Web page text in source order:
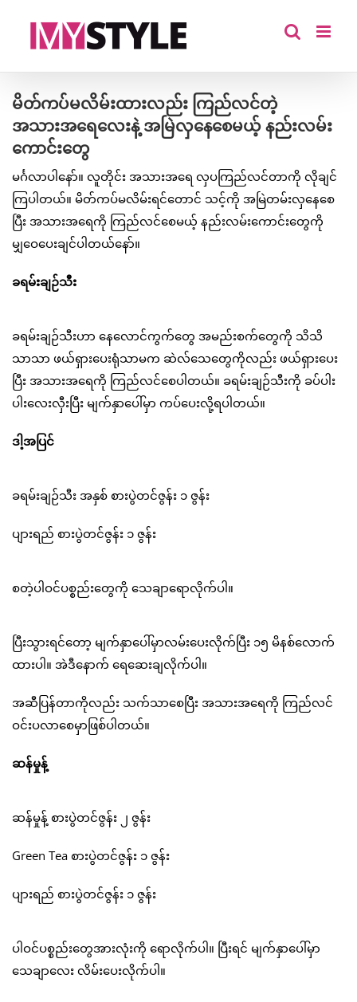
မိတ်ကပ်မလိမ်းထားလည်း ကြည်လင်တဲ့
အသားအရေလေးနဲ့ အမြဲလှနေစေမယ့် နည်းလမ်း
ကောင်းတွေ
မင်္ဂလာပါနော်။ လူတိုင်း အသားအရေ လှပကြည်လင်တာကို လိုချင်
ကြပါတယ်။ မိတ်ကပ်မလိမ်းရင်တောင် သင့်ကို အမြဲတမ်းလှနေစေ
ပြီး အသားအရေကို ကြည်လင်စေမယ့် နည်းလမ်းကောင်းတွေကို
မျှဝေပေးချင်ပါတယ်နော်။
ခရမ်းချဉ်သီး
ခရမ်းချဉ်သီးဟာ နေလောင်ကွက်တွေ အမည်းစက်တွေကို သိသိ
သာသာ ဖယ်ရှားပေးရုံသာမက ဆဲလ်သေတွေကိုလည်း ဖယ်ရှားပေး
ပြီး အသားအရေကို ကြည်လင်စေပါတယ်။ ခရမ်းချဉ်သီးကို ခပ်ပါး
ပါးလေးလှီးပြီး မျက်နှာပေါ်မှာ ကပ်ပေးလို့ရပါတယ်။
ဒါ့အပြင်
ခရမ်းချဉ်သီး အနှစ် စားပွဲတင်ဇွန်း ၁ ဇွန်း
ပျားရည် စားပွဲတင်ဇွန်း ၁ ဇွန်း
စတဲ့ပါဝင်ပစ္စည်းတွေကို သေချာရောလိုက်ပါ။
ပြီးသွားရင်တော့ မျက်နှာပေါ်မှာလမ်းပေးလိုက်ပြီး ၁၅ မိနစ်လောက်
ထားပါ။ အဲဒီနောက် ရေဆေးချလိုက်ပါ။
အဆီပြန်တာကိုလည်း သက်သာစေပြီး အသားအရေကို ကြည်လင်
ဝင်းပလာစေမှာဖြစ်ပါတယ်။
ဆန်မှုန့်
ဆန်မှုန့် စားပွဲတင်ဇွန်း ၂ ဇွန်း
Green Tea စားပွဲတင်ဇွန်း ၁ ဇွန်း
ပျားရည် စားပွဲတင်ဇွန်း ၁ ဇွန်း
ပါဝင်ပစ္စည်းတွေအားလုံးကို ရောလိုက်ပါ။ ပြီးရင် မျက်နှာပေါ်မှာ
သေချာလေး လိမ်းပေးလိုက်ပါ။